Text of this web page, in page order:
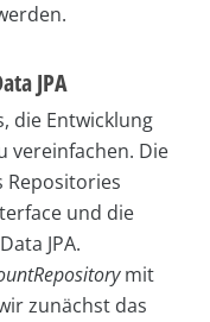
JPA
die Entwicklung
vereinfachen. Die
Repositories
und die
JPA.
mit
zunächst das